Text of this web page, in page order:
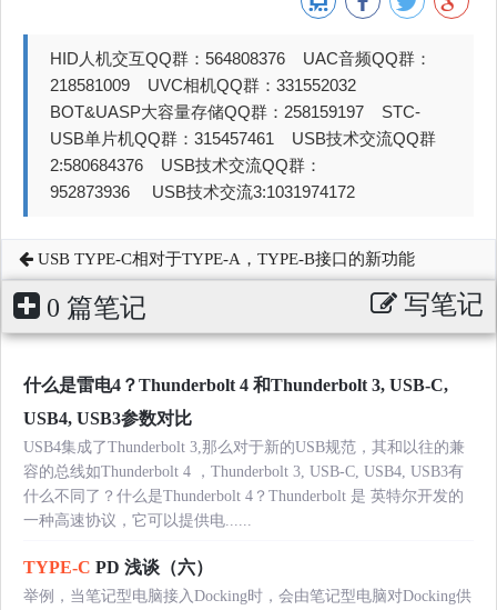
HID人机交互QQ群：564808376 UAC音频QQ群：
218581009 UVC相机QQ群：331552032
BOT&UASP大容量存储QQ群：258159197 STC-
USB单片机QQ群：315457461 USB技术交流QQ群
2:580684376 USB技术交流QQ群：
952873936 USB技术交流3:1031974172
USB TYPE-C相对于TYPE-A，TYPE-B接口的新功能
0 篇笔记 写笔记
什么是雷电4？Thunderbolt 4 和Thunderbolt 3, USB-C,
USB4, USB3参数对比
USB4集成了Thunderbolt 3,那么对于新的USB规范，其和以往的兼
容的总线如Thunderbolt 4 ，Thunderbolt 3, USB-C, USB4, USB3有
什么不同了？什么是Thunderbolt 4？Thunderbolt 是 英特尔开发的
一种高速协议，它可以提供电......
TYPE-C PD 浅谈（六）
举例，当笔记型电脑接入Docking时，会由笔记型电脑对Docking供